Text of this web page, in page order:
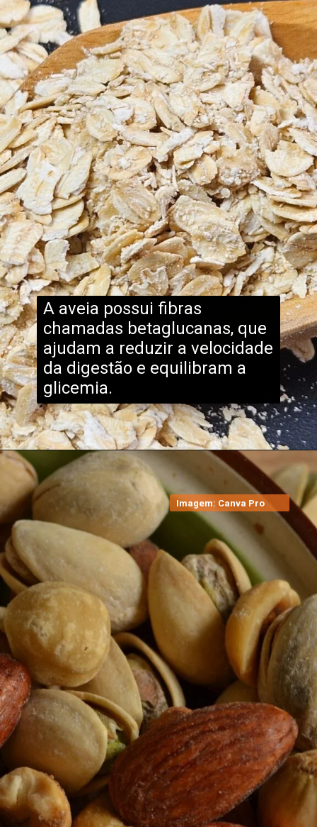
A aveia possui fibras
chamadas betaglucanas, que
ajudam a reduzir a velocidade
da digestão e equilibram a
glicemia.
Imagem: Canva Pro